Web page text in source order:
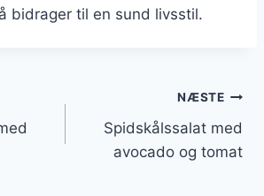
bidrager til en sund livsstil.
NÆSTE
Spidskålssalat med
avocado og tomat